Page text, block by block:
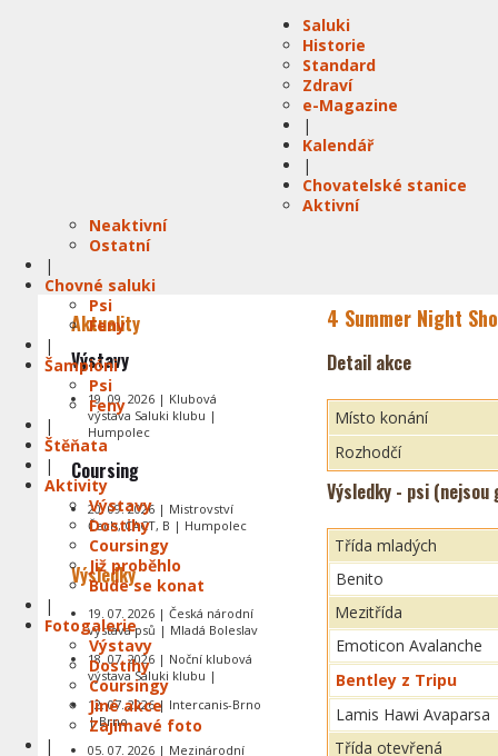
Saluki
Historie
Standard
Zdraví
e-Magazine
|
Kalendář
|
Chovatelské stanice
Aktivní
Neaktivní
Ostatní
|
Chovné saluki
Psi
Feny
|
Šampióni
Psi
Feny
|
Štěňata
|
Aktivity
Výstavy
Dostihy
Coursingy
Již proběhlo
Bude se konat
|
Fotogalerie
Výstavy
Dostihy
Coursingy
Jiné akce
Zajímavé foto
|
4 Summer Night
Detail akce
Místo konání
Rozhodčí
Výsledky - psi
Třída mladých
Benito
Mezitřída
Emoticon Avalanche
Bentley z Tripu
Lamis Hawi Avaparsa
Třída otevřená
Aktuality
Výstavy
19. 09. 2026 | Klubová
výstava Saluki klubu |
Humpolec
Coursing
20. 09. 2026 | Mistrovství
Čech, CACT, B | Humpolec
Výsledky
19. 07. 2026 | Česká národní
výstava psů | Mladá Boleslav
18. 07. 2026 | Noční klubová
výstava Saluki klubu |
12. 07. 2026 | Intercanis-Brno
| Brno
05. 07. 2026 | Mezinárodní